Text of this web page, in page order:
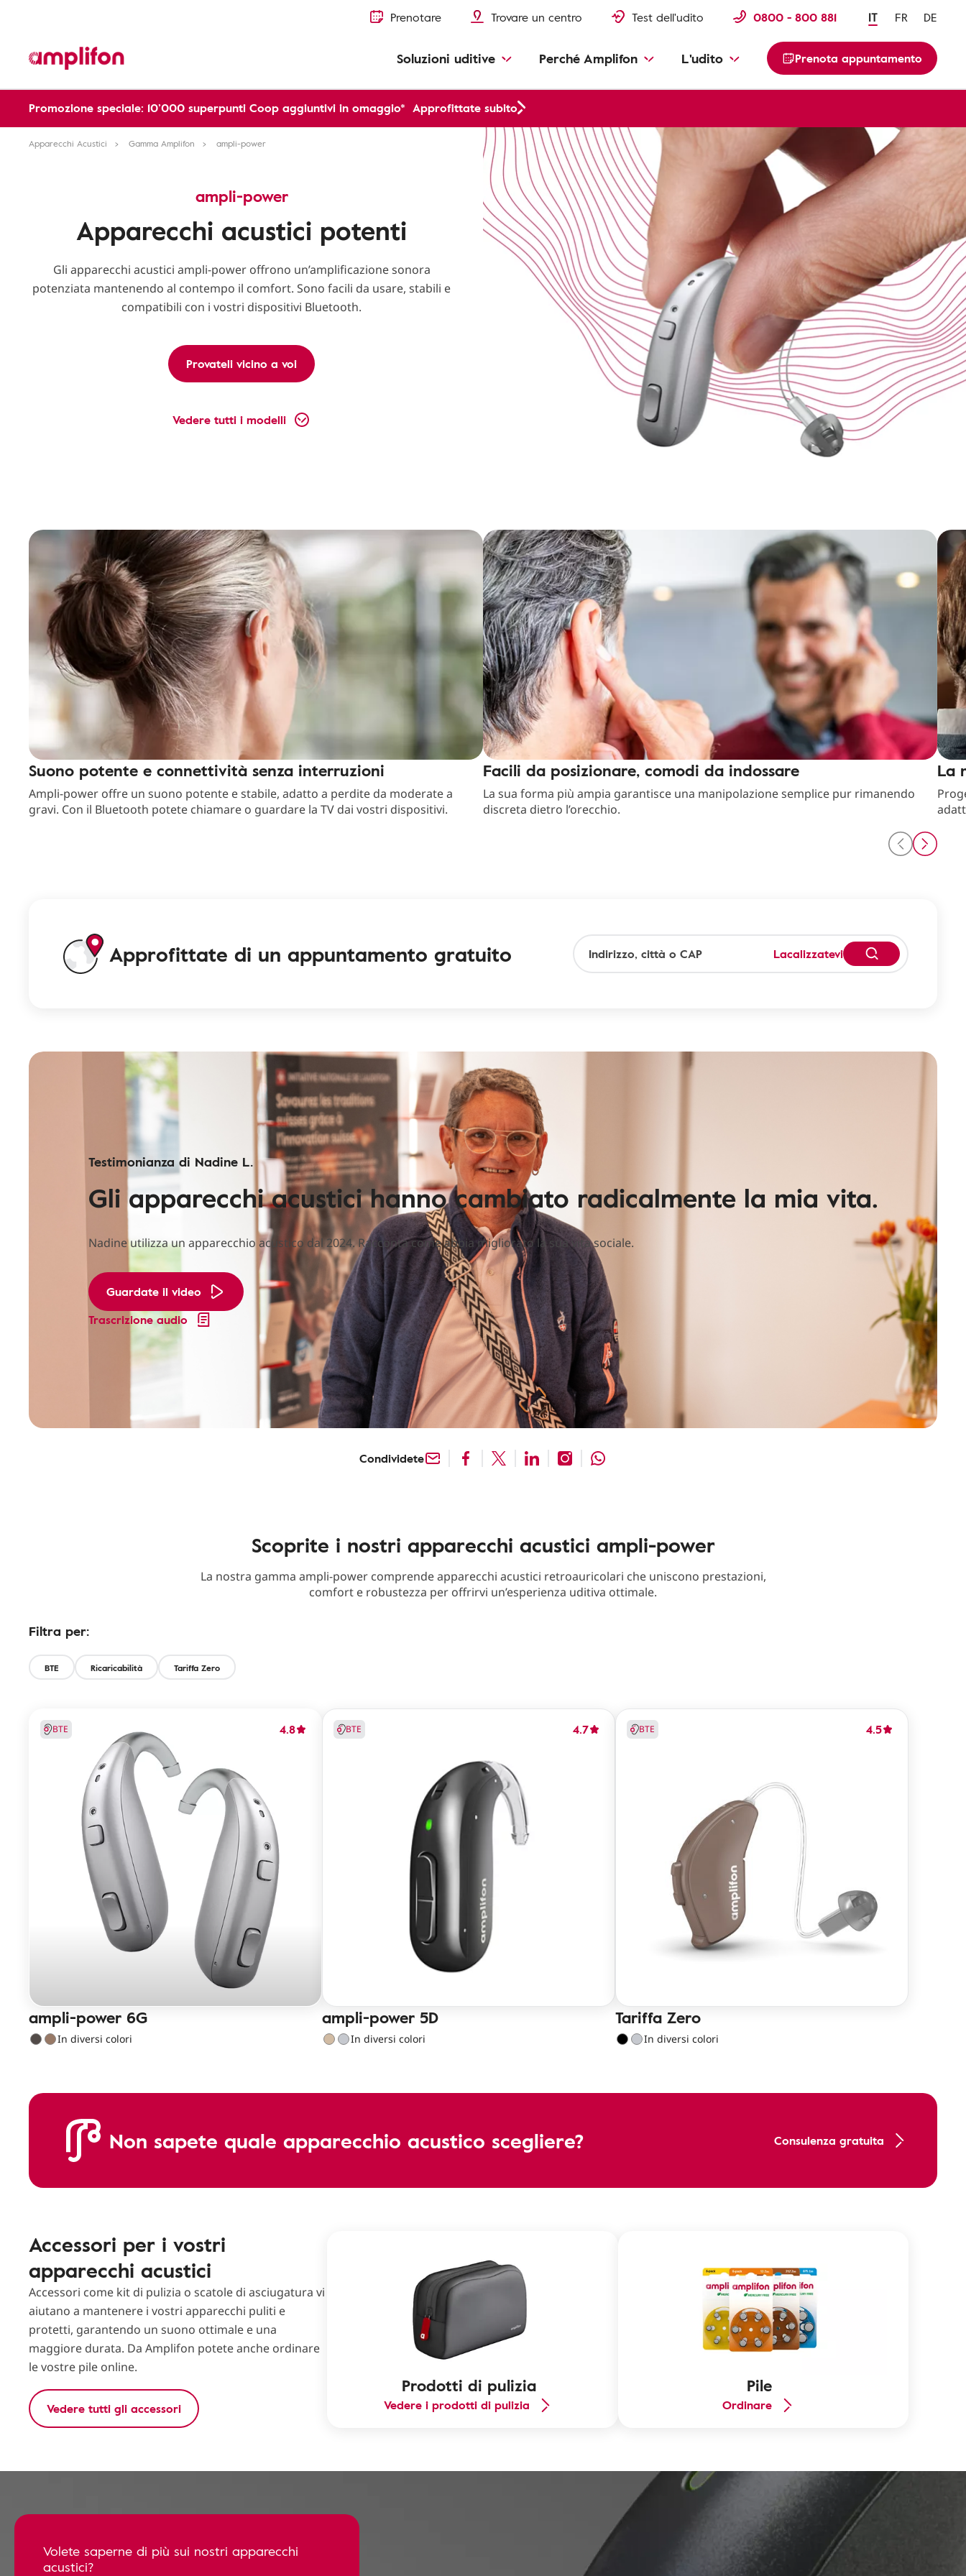
Prenotare Trovare un centro Test dell'udito 0800 - 800 881 IT FR DE
Soluzioni uditive Perché Amplifon L'udito Prenota appuntamento
Promozione speciale: 10’000 superpunti Coop aggiuntivi in omaggio* Approfittate subito
Apparecchi Acustici Gamma Amplifon ampli-power
ampli-power
Apparecchi acustici potenti
Gli apparecchi acustici ampli-power offrono un’amplificazione sonora
potenziata mantenendo al contempo il comfort. Sono facili da usare, stabili e
compatibili con i vostri dispositivi Bluetooth.
Provateli vicino a voi
Vedere tutti i modelli
Suono potente e connettività senza interruzioni
Ampli-power offre un suono potente e stabile, adatto a perdite da moderate a
gravi. Con il Bluetooth potete chiamare o guardare la TV dai vostri dispositivi.
Facili da posizionare, comodi da indossare
La sua forma più ampia garantisce una manipolazione semplice pur rimanendo
discreta dietro l’orecchio.
La
Approfittate di un appuntamento gratuito Lacalizzatevi
Testimonianza di Nadine L.
Gli apparecchi acustici hanno cambiato radicalmente la mia vita.
Nadine utilizza un apparecchio acustico dal 2024. Racconta come abbia migliorato la sua vita sociale.
Guardate il video
Trascrizione audio
Condividete
Scoprite i nostri apparecchi acustici ampli-power
La nostra gamma ampli-power comprende apparecchi acustici retroauricolari che uniscono prestazioni,
comfort e robustezza per offrirvi un’esperienza uditiva ottimale.
Filtra per:
BTE Ricaricabilità Tariffa Zero
BTE 4.8
ampli-power 6G
In diversi colori
BTE 4.7
ampli-power 5D
In diversi colori
BTE 4.5
Tariffa Zero
In diversi colori
Non sapete quale apparecchio acustico scegliere? Consulenza gratuita
Accessori per i vostri
apparecchi acustici
Accessori come kit di pulizia o scatole di asciugatura vi
aiutano a mantenere i vostri apparecchi puliti e
protetti, garantendo un suono ottimale e una
maggiore durata. Da Amplifon potete anche ordinare
le vostre pile online.
Vedere tutti gli accessori
Prodotti di pulizia
Vedere i prodotti di pulizia
Pile
Ordinare
Volete saperne di più sui nostri apparecchi
acustici?